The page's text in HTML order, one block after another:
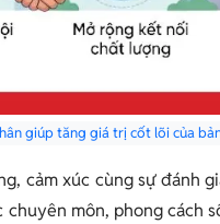
giúp tăng giá trị cốt lõi của
cảm xúc cùng sự đánh
môn, phong cách